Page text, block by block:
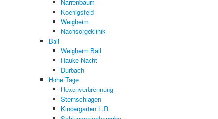
Narrenbaum
Koenigsfeld
Weigheim
Nachsorgeklinik
Ball
Weigheim Ball
Hauke Nacht
Durbach
Hohe Tage
Hexenverbrennung
Sternschlagen
Kindergarten L.R.